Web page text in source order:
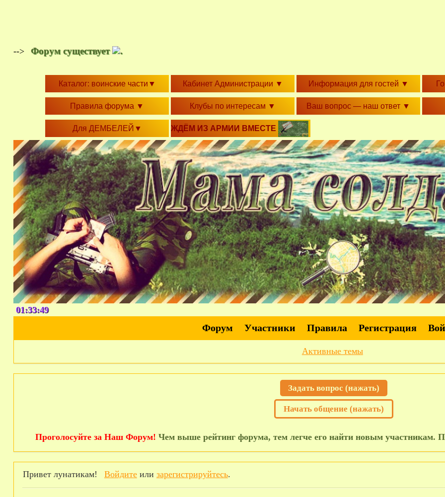
--> Форум существует .
Каталог: воинские части ▼ Кабинет Администрации ▼ Информация для гостей ▼
Правила форума ▼ Клубы по интересам ▼ Ваш вопрос — наш ответ ▼
Для ДЕМБЕЛЕЙ ▼ ЖДЁМ ИЗ АРМИИ ВМЕСТЕ
01:33:50
Форум Участники Правила Регистрация
Активные темы
Задать вопрос (нажать)
Начать общение (нажать)
Проголосуйте за Наш Форум! Чем выше рейтинг форума, тем легче его найти новым участникам.
Привет лунатикам! Войдитеили зарегистрируйтесь.